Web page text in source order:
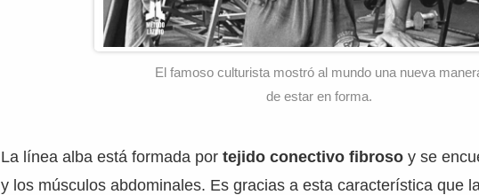
El famoso culturista mostró al mundo una nueva
de estar en forma.
La línea alba está formada portejido conectivo fibrosoy se
y los músculos abdominales. Es gracias a esta característica que